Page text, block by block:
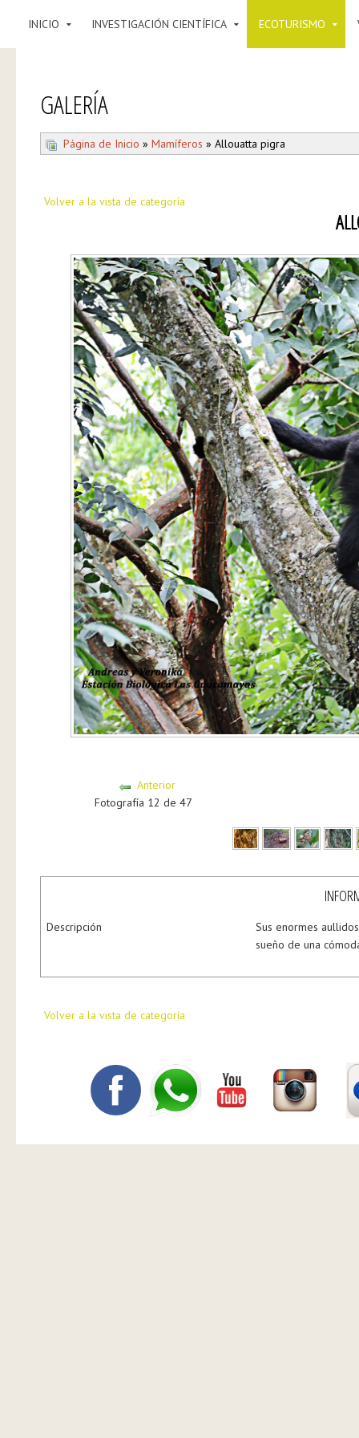
INICIO INVESTIGACIÓN CIENTÍFICA ECOTURISMO
GALERÍA
Página de Inicio » Mamíferos » Allouatta pigra
Volver a la vista de categoría
Anterior
Fotografía 12 de 47
Descripción
Sus enormes
sueño de una
Volver a la vista de categoría